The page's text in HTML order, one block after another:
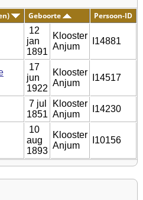
Geboorte Persoon-ID
12
jan
1891
Klooster
Anjum
I14881
17
jun
1922
Klooster
Anjum
I14517
7 jul
1851
Klooster
Anjum
I14230
10
aug
1893
Klooster
Anjum
I10156